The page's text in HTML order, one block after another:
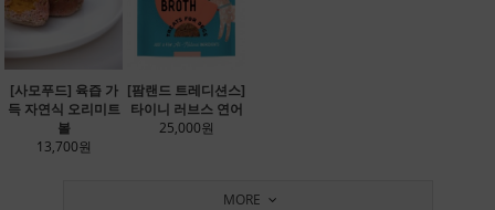
[사모푸드] 육즙 가
득 자연식 오리미트
볼
13,700원
[팜랜드 트레디션스]
타이니 러브스 연어
25,000원
MORE